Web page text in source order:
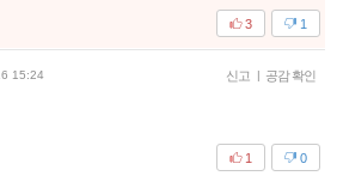
1
3
15:24 신고 | 공감 확인
0
1